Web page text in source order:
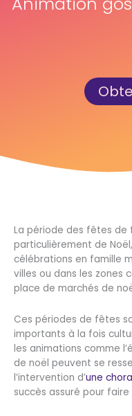
La période des fêtes de
particulièrement de
célébrations en famille
villes ou dans les zones
place de marchés de
Ces périodes de fêtes
importants à la fois
les animations comme
de noël peuvent se
l’intervention d’une
succès assuré pour